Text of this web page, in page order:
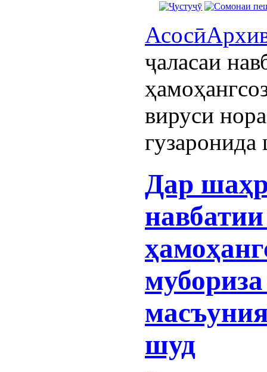
Асосӣ
ҷаласаи
вируси
Дар
шуд